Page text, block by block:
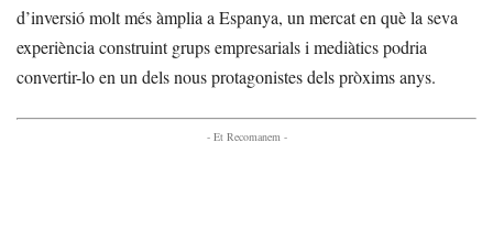
d’inversió molt més àmplia a Espanya, un mercat en què la seva
experiència construint grups empresarials i mediàtics podria
convertir-lo en un dels nous protagonistes dels pròxims anys.
- Et Recomanem -